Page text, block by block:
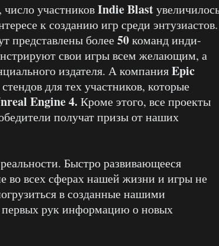
участниковIndie Blast
к созданию игр среди энтузиастов.
представлены более50команд инди-
свои игры всем желающим, а
издателя. А компанияEpic
для тех участников, которые
Engine 4. Кроме этого, все проекты
получат призы от наших
Быстро развивающееся
во всех сферах нашей жизни и игры не
в созданные нашими
рук информацию о новых